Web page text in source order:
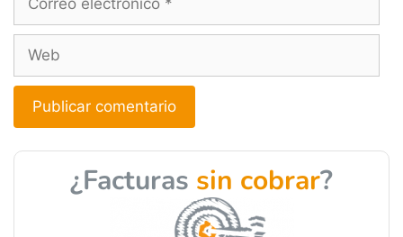
A
¿Facturas sin cobrar?